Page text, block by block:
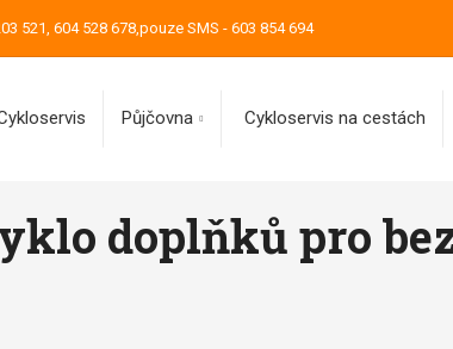
521, 604 528 678,pouze SMS - 603 854 694
Půjčovna Cykloservis na cestách
doplňků pro